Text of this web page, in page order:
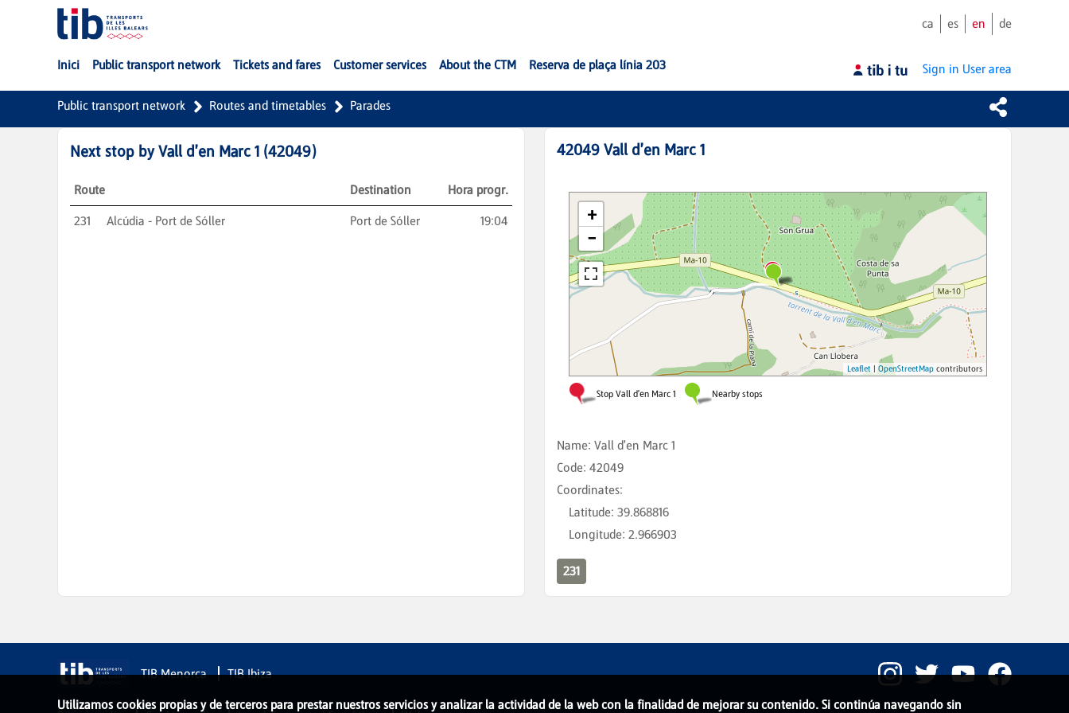
Skip to Main Content
ca es en de
Inici Public transport network Tickets and fares Customer services About the CTM Reserva de plaça línia 203 Sign in User area
Public transport network Routes and timetables Parades
Next stop byVall d'en Marc 1 (42049)
Route Destination Hora progr.
231 Alcúdia - Port de Sóller Port de Sóller 19:04
42049 Vall d'en Marc 1
Name: Vall d'en Marc 1
Code: 42049
Coordinates:
Latitude: 39.868816
Longitude: 2.966903
231
Utilizamos cookies propias y de terceros para prestar nuestros servicios y analizar la actividad de la web con la finalidad de mejorar su contenido. Si continúa navegando sin
TIB Menorca TIB Ibiza